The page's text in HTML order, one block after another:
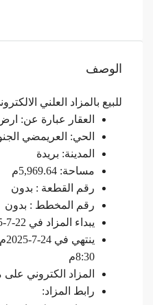
الوصف
للبيع بالمزاد العلني
العقار عبارة عن:
الحي: العريمضي
المدينة: بريدة
مساحة: 5,969.64م
رقم القطعة : بدون
رقم المخطط : بدون
يبداء المزاد في 22-7-2025م الساعة 10ص
8:30م
المزاد الكتروني
رابط المزاد: